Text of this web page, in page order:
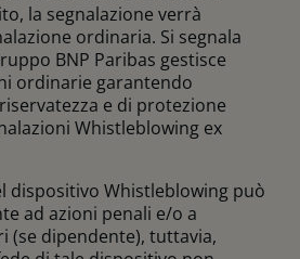
la segnalazione verrà
ordinaria. Si segnala
BNP Paribas gestisce
ordinarie garantendo
e di protezione
Whistleblowing ex
dispositivo Whistleblowing può
ad azioni penali e/o a
(se dipendente), tuttavia,